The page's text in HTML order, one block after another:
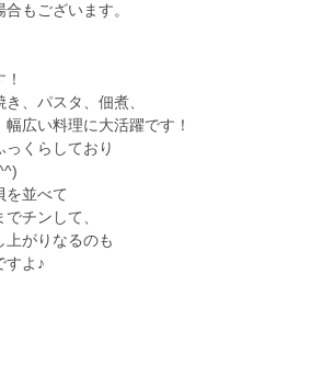
もございます。
、パスタ、佃煮、
広い料理に大活躍です！
くらしており
を並べて
チンして、
上がりなるのも
すよ♪